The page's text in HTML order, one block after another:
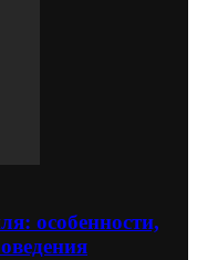
особенности,